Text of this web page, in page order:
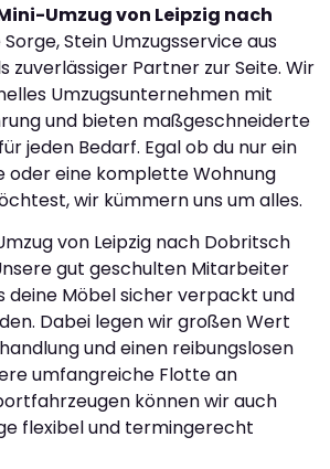
Umzug von Leipzig nach
Sorge, Stein Umzugsservice aus
zuverlässiger Partner zur Seite. Wir
Umzugsunternehmen mit
und bieten maßgeschneiderte
jeden Bedarf. Egal ob du nur ein
oder eine komplette Wohnung
wir kümmern uns um alles.
von Leipzig nach Dobritsch
gut geschulten Mitarbeiter
deine Möbel sicher verpackt und
Dabei legen wir großen Wert
und einen reibungslosen
umfangreiche Flotte an
können wir auch
flexibel und termingerecht